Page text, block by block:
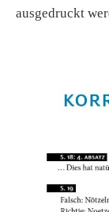
ausgedruckt